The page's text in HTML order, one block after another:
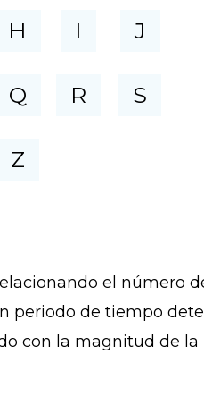
H
Q
Z
I
R
J
S
el número
periodo de tiempo
con la magnitud de